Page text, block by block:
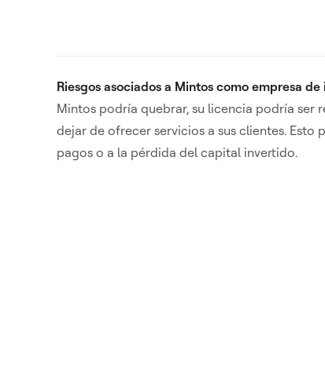
Riesgos asociados a Mintos como empresa de
Mintos podría quebrar, su licencia podría ser
dejar de ofrecer servicios a sus clientes. Esto
pagos o a la pérdida del capital invertido.